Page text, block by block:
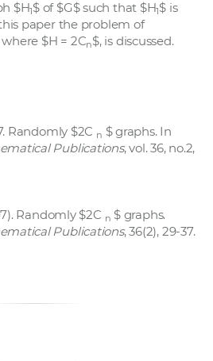
a
h
c
k
$H1$ of $G$ such that $H1$ is
paper the problem of
$H = 2Cn$, is discussed.
Randomly $2C n $ graphs. In
Publications, vol. 36, no.2,
Randomly $2C n $ graphs.
Publications, 36(2), 29-37.